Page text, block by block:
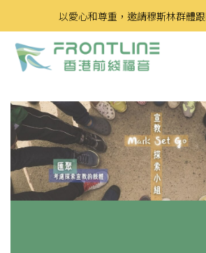
to
content
以愛心和尊重，邀請穆斯林群體